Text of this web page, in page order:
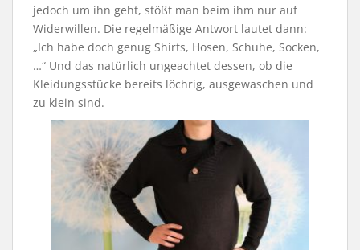
jedoch um ihn geht, stößt man beim ihm nur auf
Widerwillen. Die regelmäßige Antwort lautet dann:
„Ich habe doch genug Shirts, Hosen, Schuhe, Socken,
…“ Und das natürlich ungeachtet dessen, ob die
Kleidungsstücke bereits löchrig, ausgewaschen und
zu klein sind.